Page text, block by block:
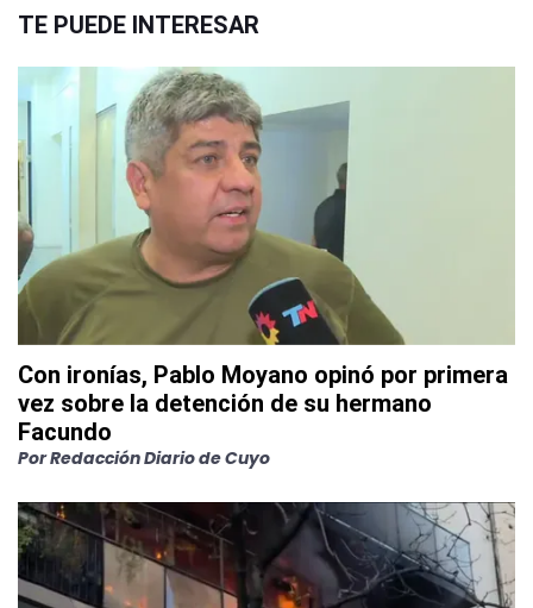
TE PUEDE INTERESAR
Con ironías, Pablo Moyano opinó por primera
vez sobre la detención de su hermano
Facundo
PorRedacción Diario de Cuyo